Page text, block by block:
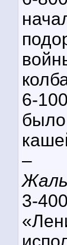
6-
было
–
3-